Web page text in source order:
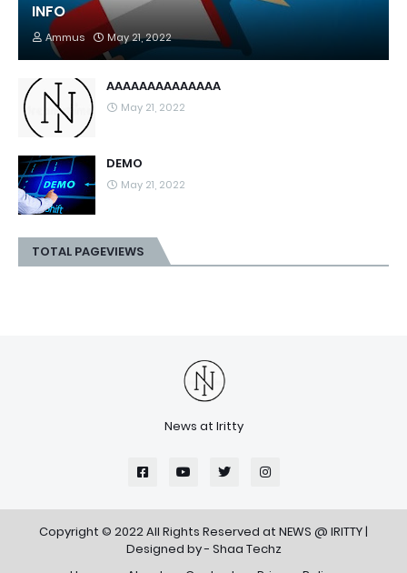
INFO
Ammus May 21, 2022
AAAAAAAAAAAAAA
May 21, 2022
DEMO
May 21, 2022
TOTAL PAGEVIEWS
News at Iritty
Copyright © 2022 All Rights Reserved at NEWS @ IRITTY |
Designed by - Shaa Techz